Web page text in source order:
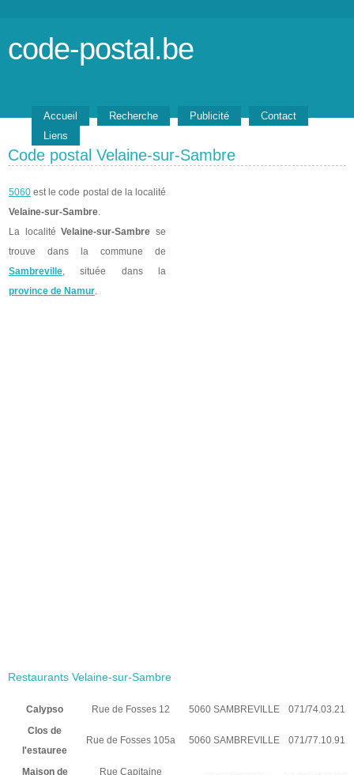
code-postal.be
Accueil Recherche Publicité
Contact
Liens
Code postal Velaine-sur-Sambre
5060 est le code postal de la localité
Velaine-sur-Sambre.
La localitéVelaine-sur-Sambre se
trouve dans la commune de
Sambreville, située dans la
province de Namur.
Restaurants Velaine-sur-Sambre
Calypso Rue de Fosses 12 5060 SAMBREVILLE
071/74.03.21
Clos de
l'estauree
Rue de Fosses 105a 5060 SAMBREVILLE 071/77.10.91
Maison de
Rue Capitaine